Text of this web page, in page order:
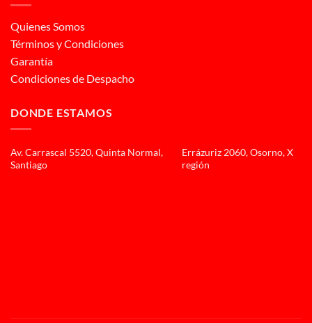
Quienes Somos
Términos y Condiciones
Garantía
Condiciones de Despacho
DONDE ESTAMOS
Av. Carrascal 5520, Quinta Normal,
Santiago
Errázuriz 2060, Osorno, X
región